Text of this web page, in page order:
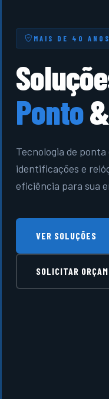
MAIS DE 40
Ponto&
Tecnologia de
identificações e
eficiência para sua
VER SOLUÇÕES
SOLICITAR